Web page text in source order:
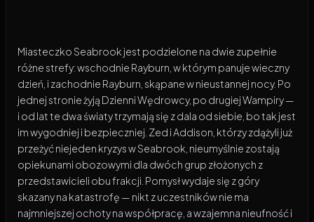
Miasteczko Seabrook jest podzielone na dwie zupełnie
różne strefy: wschodnie Rayburn, w którym panuje wieczny
dzień, i zachodnie Rayburn, skąpane w nieustannej nocy. Po
jednej stronie żyją Dzienni Wędrowcy, po drugiej Wampiry —
i od lat te dwa światy trzymają się z dala od siebie, bo tak jest
im wygodniej i bezpieczniej. Zed i Addison, którzy zdążyli już
przeżyć niejeden kryzys w Seabrook, nieumyślnie zostają
opiekunami obozowymi dla dwóch grup złożonych z
przedstawicieli obu frakcji. Pomysł wydaje się z góry
skazany na katastrofę — nikt z uczestników nie ma
najmniejszej ochoty na współpracę, a wzajemna nieufność i